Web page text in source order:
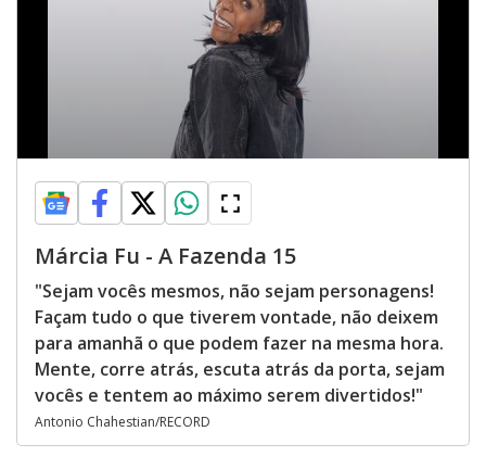
Márcia Fu - A Fazenda 15
"Sejam vocês mesmos, não sejam personagens!
Façam tudo o que tiverem vontade, não deixem
para amanhã o que podem fazer na mesma hora.
Mente, corre atrás, escuta atrás da porta, sejam
vocês e tentem ao máximo serem divertidos!"
Antonio Chahestian/RECORD